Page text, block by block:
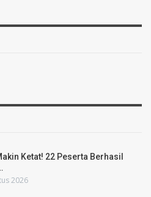
Ketat! 22 Peserta Berhasil
2026